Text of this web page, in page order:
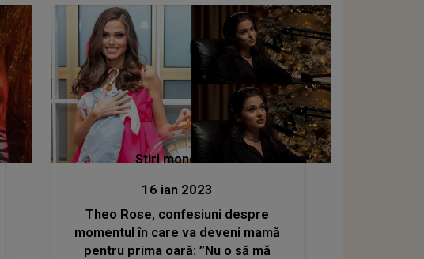
Stiri mondene
16 ian 2023
Theo Rose, confesiuni despre
momentul în care va deveni mamă
pentru prima oară: ”Nu o să mă